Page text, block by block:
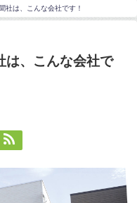
社は、こんな会社です！
は、こんな会社で